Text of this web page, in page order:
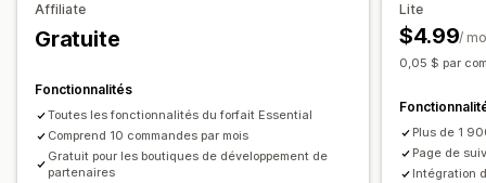
Notifications
Traduction
Notifications personnalisées
Analyses de données d’expédition
Affiliate
Gratuite
Fonctionnalités
Toutes les fonctionnalités du forfait Essential
Comprend 10 commandes par mois
Gratuit pour les boutiques de développement de
partenaires
Lite
$4.99/
0,05 $ par
Plus de 1
Page de
Intégration